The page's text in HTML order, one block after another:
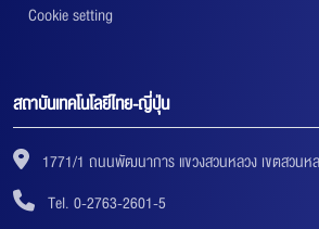
Cookie setting
สถาบันเทคโนโลยีไทย-ญี่ปุ่น
1771/1 ถนนพัฒนาการ แขวงสวนหลวง เขตสวนห
Tel. 0-2763-2601-5